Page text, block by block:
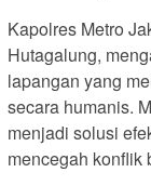
Kapolres Metro
Hutagalung,
lapangan yang
secara humanis.
menjadi solusi
mencegah konflik